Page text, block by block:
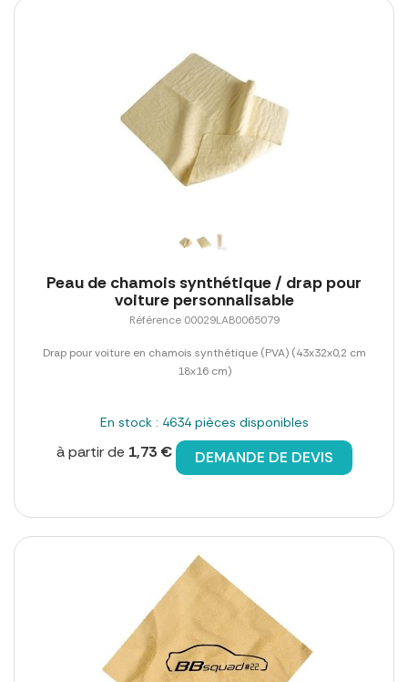
Peau de chamois synthétique / drap pour
voiture personnalisable
Référence 00029LAB0065079
Drap pour voiture en chamois synthétique (PVA) (43x32x0,2 cm
18x16 cm)
En stock : 4634 pièces disponibles
à partir de 1,73 € DEMANDE DE DEVIS